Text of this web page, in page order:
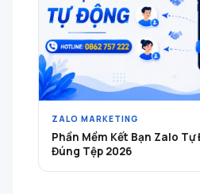
ZALO MARKETING
Phần Mềm Kết Bạn Zalo Tự
Đúng Tệp 2026